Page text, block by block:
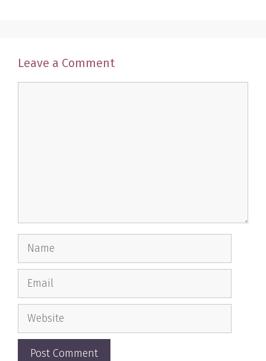
Leave a Comment
Name
Email
Website